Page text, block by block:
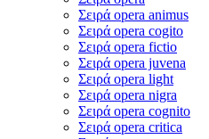
Σειρά opera animus
Σειρά opera cogito
Σειρά opera fictio
Σειρά opera juvena
Σειρά opera light
Σειρά opera nigra
Σειρά opera cognito
Σειρά opera critica